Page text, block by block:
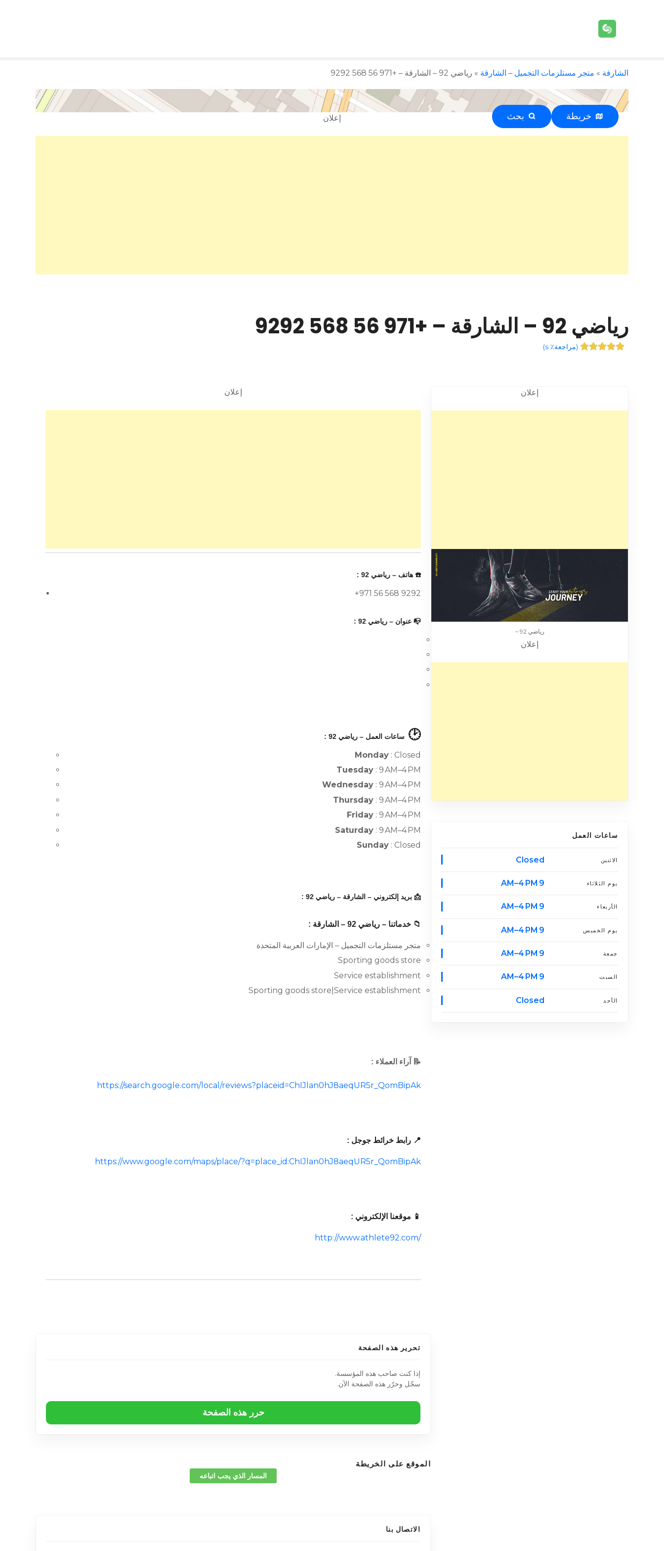
الشارقة » متجر مستلزمات التجميل – الشارقة » رياضي 92 – الشارقة – +971 56 568 9292
خريطة بحث إعلان
رياضي 92 – الشارقة – +971 56 568 9292
(مراجعة٪ s )
إعلان
رياضي 92 –
إعلان
ساعات العمل
الاثنين Closed
يوم الثلاثاء 9 AM–4 PM
الأربعاء 9 AM–4 PM
يوم الخميس 9 AM–4 PM
جمعة 9 AM–4 PM
السبت 9 AM–4 PM
الأحد Closed
إعلان
☎️ هاتف – رياضي 92 :
+971 56 568 9292
📭 عنوان – رياضي 92 :
🕑 ساعات العمل – رياضي 92 :
Monday : Closed
Tuesday : 9 AM–4 PM
Wednesday : 9 AM–4 PM
Thursday : 9 AM–4 PM
Friday : 9 AM–4 PM
Saturday : 9 AM–4 PM
Sunday : Closed
📩 بريد إلكتروني – الشارقة – رياضي 92 :
📁 خدماتنا – رياضي 92 – الشارقة :
متجر مستلزمات التجميل – الإمارات العربية المتحدة
Sporting goods store
Service establishment
Sporting goods store|Service establishment
📝 آراء العملاء :
https://search.google.com/local/reviews?placeid=ChIJlan0hJ8aeqUR5r_QomBipAk
📍 رابط خرائط جوجل :
https://www.google.com/maps/place/?q=place_id:ChIJlan0hJ8aeqUR5r_QomBipAk
📱 موقعنا الإلكتروني :
http://www.athlete92.com/
تحرير هذه الصفحة
إذا كنت صاحب هذه المؤسسة.
سجّل وحرّر هذه الصفحة الآن.
حرر هذه الصفحة
الموقع على الخريطة
المسار الذي يجب اتباعه
الاتصال بنا